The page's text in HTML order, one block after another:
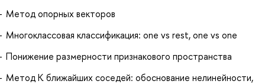
Метод опорных векторов
Многоклассовая классификация: one vs rest, one vs one
Понижение размерности признакового пространства
Метод K ближайших соседей: обоснование нелинейности,